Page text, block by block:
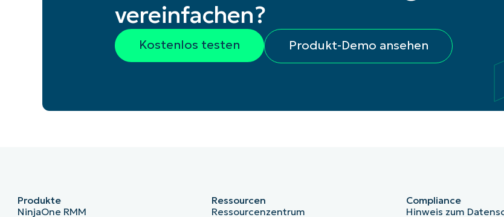
vereinfachen?
Kostenlos testen Produkt-Demo ansehen
Produkte
NinjaOne RMM
Ressourcen
Ressourcenzentrum
Compliance
Hinweis zum